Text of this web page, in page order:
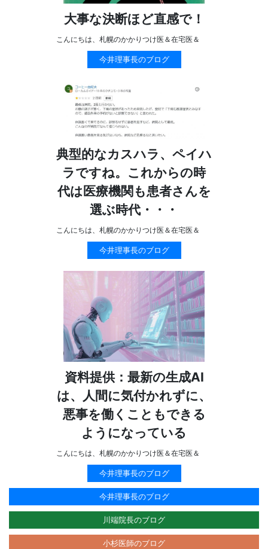
大事な決断ほど直感で！
こんにちは、札幌のかかりつけ医＆在宅医＆
今井理事長のブログ
典型的なカスハラ、ペイハ
ラですね。これからの時
代は医療機関も患者さんを
選ぶ時代・・・
こんにちは、札幌のかかりつけ医＆在宅医＆
今井理事長のブログ
資料提供：最新の生成AI
は、人間に気付かれずに、
悪事を働くこともできる
ようになっている
こんにちは、札幌のかかりつけ医＆在宅医＆
今井理事長のブログ
今井理事長のブログ
川端院長のブログ
小杉医師のブログ